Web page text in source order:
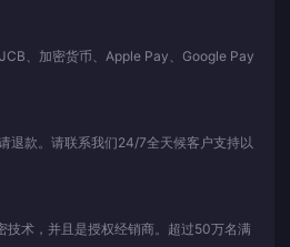
、加密货币、Apple Pay、Google Pay
退款。请联系我们24/7全天候客户支持以
技术，并且是授权经销商。超过50万名满